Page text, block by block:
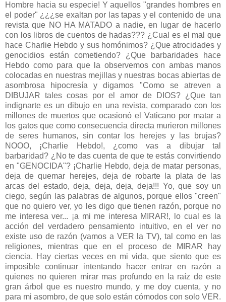
Hombre hacia su especie! Y aquellos "grandes hombres en
el poder" ¿¿¿se exaltan por las tapas y el contenido de una
revista que NO HA MATADO a nadie, en lugar de hacerlo
con los libros de cuentos de hadas??? ¿Cual es el mal que
hace Charlie Hebdo y sus homónimos? ¿Que atrocidades y
genocidios están cometiendo? ¿Que barbaridades hace
Hebdo como para que la observemos con ambas manos
colocadas en nuestras mejillas y nuestras bocas abiertas de
asombrosa hipocresía y digamos "Como se atreven a
DIBUJAR tales cosas por el amor de DIOS? ¿Que tan
indignarte es un dibujo en una revista, comparado con los
millones de muertos que ocasionó el Vaticano por matar a
los gatos que como consecuencia directa murieron millones
de seres humanos, sin contar los herejes y las brujas?
NOOO, ¡Charlie Hebdo!, ¿como vas a dibujar tal
barbaridad? ¿No te das cuenta de que te estás convirtiendo
en "GENOCIDA"? ¡Charlie Hebdo, deja de matar personas,
deja de quemar herejes, deja de robarte la plata de las
arcas del estado, deja, deja, deja, deja!!! Yo, que soy un
ciego, según las palabras de algunos, porque ellos "creen"
que no quiero ver, yo les digo que tienen razón, porque no
me interesa ver... ¡a mi me interesa MIRAR!, lo cual es la
acción del verdadero pensamiento intuitivo, en el ver no
existe uso de razón (vamos a VER la TV), tal como en las
religiones, mientras que en el proceso de MIRAR hay
ciencia. Hay ciertas veces en mi vida, que siento que es
imposible continuar intentando hacer entrar en razón a
quienes no quieren mirar mas profundo en la raíz de este
gran árbol que es nuestro mundo, y me doy cuenta, y no
para mi asombro, de que solo están cómodos con solo VER.